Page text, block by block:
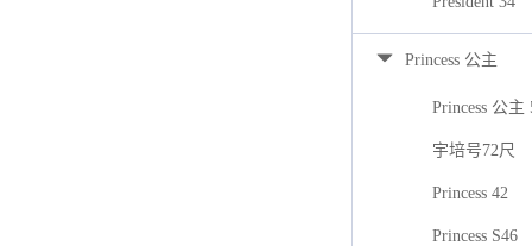
Princess 公主
Princess 公主
宇培号72尺
Princess 42
Princess S46